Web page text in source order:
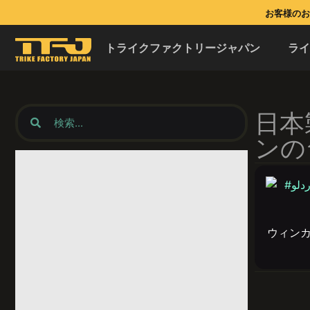
お客様の
トライクファクトリージャパン ラ
日
ン
ウィン